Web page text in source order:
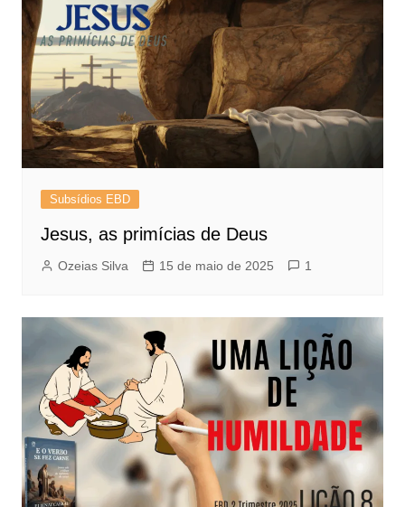
Subsídios EBD
Jesus, as primícias de Deus
Ozeias Silva 15 de maio de 2025 1